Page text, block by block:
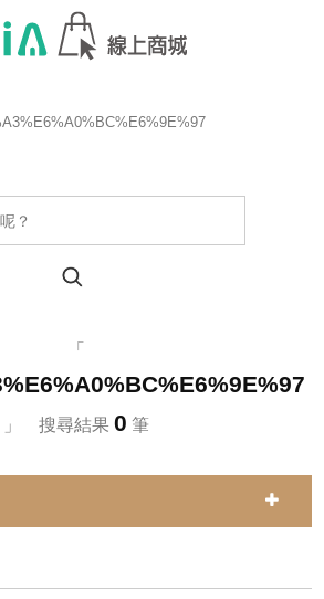
「
」 搜尋結果 0 筆